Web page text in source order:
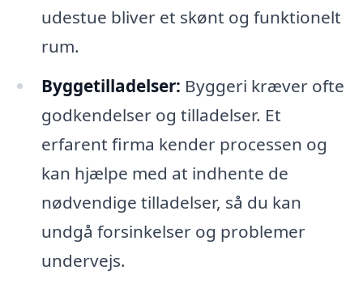
udestue bliver et skønt og funktionelt
rum.
Byggetilladelser: Byggeri kræver ofte
godkendelser og tilladelser. Et
erfarent firma kender processen og
kan hjælpe med at indhente de
nødvendige tilladelser, så du kan
undgå forsinkelser og problemer
undervejs.